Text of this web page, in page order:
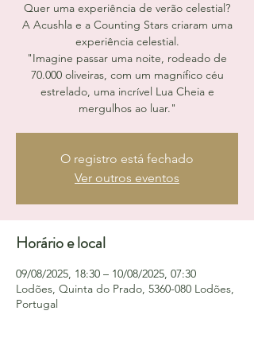
Quer uma experiência de verão celestial?
A Acushla e a Counting Stars criaram uma
experiência celestial.
"Imagine passar uma noite, rodeado de
70.000 oliveiras, com um magnífico céu
estrelado, uma incrível Lua Cheia e
mergulhos ao luar."
O registro está fechado
Ver outros eventos
Horário e local
09/08/2025, 18:30 – 10/08/2025, 07:30
Lodões, Quinta do Prado, 5360-080 Lodões,
Portugal